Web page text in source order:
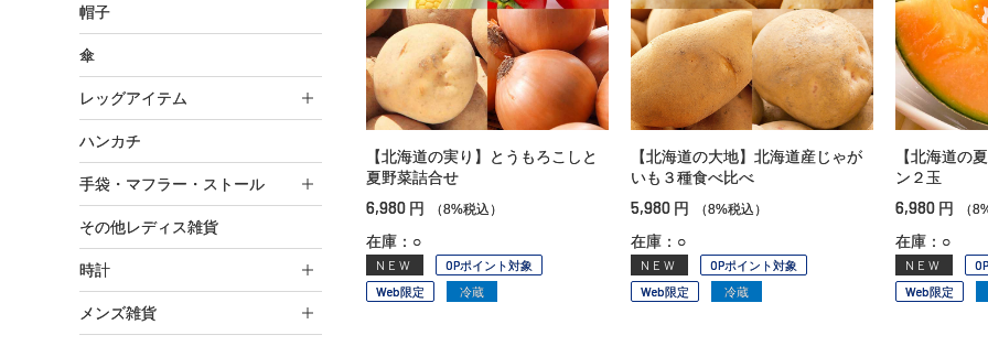
帽子
傘
レッグアイテム
ハンカチ
手袋・マフラー・ストール
その他レディス雑貨
時計
メンズ雑貨
【北海道の実り】とうもろこしと
夏野菜詰合せ
6,980 円 （8%税込）
在庫：○
NEW
OPポイント対象
Web限定
冷蔵
【北海道の大地】北海道産じゃが
いも３種食べ比べ
5,980 円 （8%税込）
在庫：○
NEW
OPポイント対象
Web限定
冷蔵
【北海道の
ン２玉
6,980 円 （
在庫：○
NEW
Web限定